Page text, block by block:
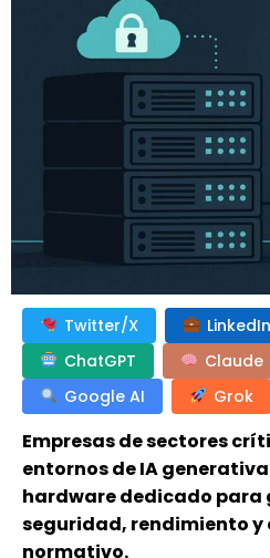
Twitter/X LinkedIn
ChatGPT
Claude
Google AI
Grok
Empresas de sectores
entornos de IA
hardware dedicado
seguridad, rendimiento
normativo.